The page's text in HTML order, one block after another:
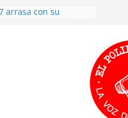
arrasa con su